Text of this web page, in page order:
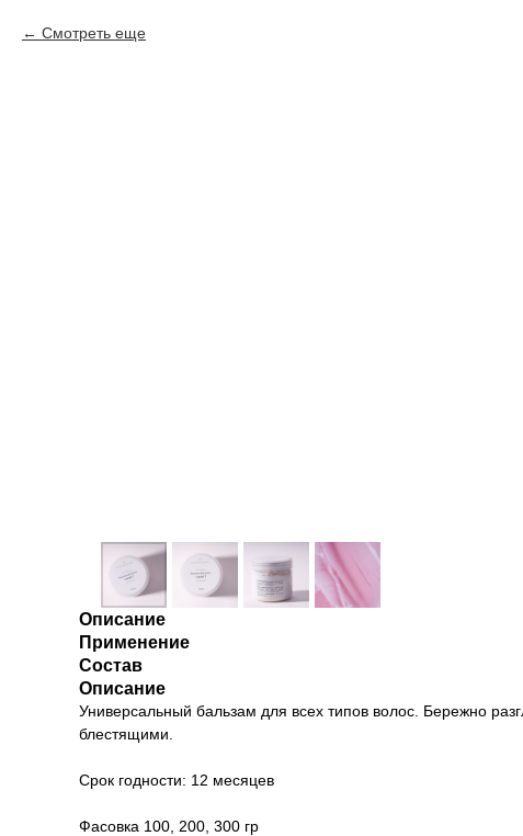
Смотреть еще
Описание
Применение
Состав
Описание
Универсальный бальзам для всех типов волос. Бережно
блестящими.
Срок годности: 12 месяцев
Фасовка 100, 200, 300 гр